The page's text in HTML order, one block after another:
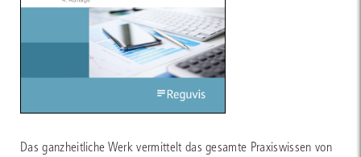
Das ganzheitliche Werk vermittelt das gesamte Praxiswissen von